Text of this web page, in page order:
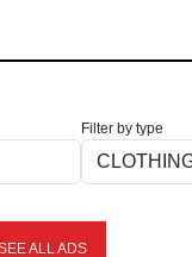
Filter by type
ALL ADS